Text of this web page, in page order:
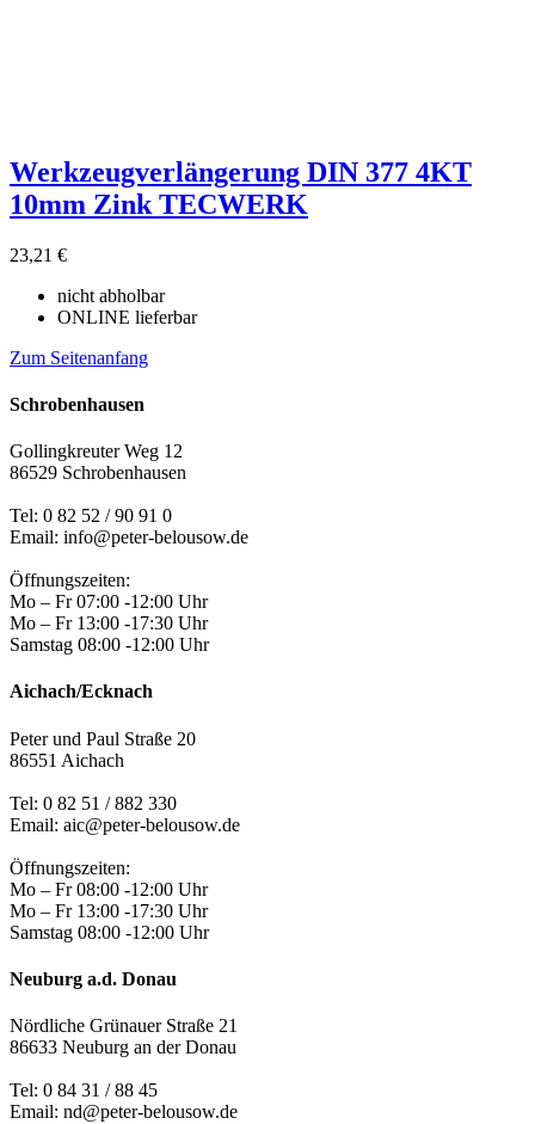
Werkzeugverlängerung DIN 377 4KT
10mm Zink TECWERK
23,21 €
nicht abholbar
ONLINE lieferbar
Zum Seitenanfang
Schrobenhausen
Gollingkreuter Weg 12
86529 Schrobenhausen
Tel: 0 82 52 / 90 91 0
Email: info@peter-belousow.de
Öffnungszeiten:
Mo – Fr 07:00 -12:00 Uhr
Mo – Fr 13:00 -17:30 Uhr
Samstag 08:00 -12:00 Uhr
Aichach/Ecknach
Peter und Paul Straße 20
86551 Aichach
Tel: 0 82 51 / 882 330
Email: aic@peter-belousow.de
Öffnungszeiten:
Mo – Fr 08:00 -12:00 Uhr
Mo – Fr 13:00 -17:30 Uhr
Samstag 08:00 -12:00 Uhr
Neuburg a.d. Donau
Nördliche Grünauer Straße 21
86633 Neuburg an der Donau
Tel: 0 84 31 / 88 45
Email: nd@peter-belousow.de